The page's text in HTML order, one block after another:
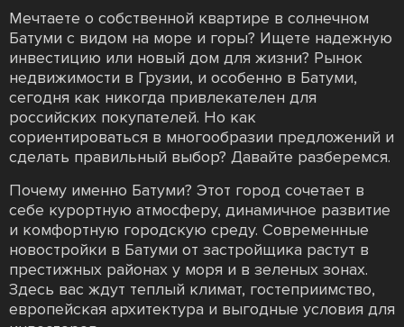
Мечтаете о собственной квартире в солнечном
Батуми с видом на море и горы? Ищете надежную
инвестицию или новый дом для жизни? Рынок
недвижимости в Грузии, и особенно в Батуми,
сегодня как никогда привлекателен для
российских покупателей. Но как
сориентироваться в многообразии предложений и
сделать правильный выбор? Давайте разберемся.
Почему именно Батуми? Этот город сочетает в
себе курортную атмосферу, динамичное развитие
и комфортную городскую среду. Современные
новостройки в Батуми от застройщика растут в
престижных районах у моря и в зеленых зонах.
Здесь вас ждут теплый климат, гостеприимство,
европейская архитектура и выгодные условия для